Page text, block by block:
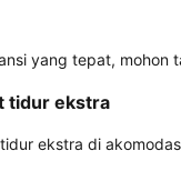
yang tepat,
tidur ekstra
ekstra di